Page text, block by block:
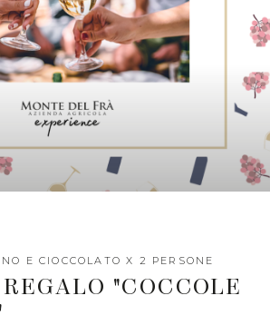
E CIOCCOLATO X 2 PERSONE
"COCCOLE